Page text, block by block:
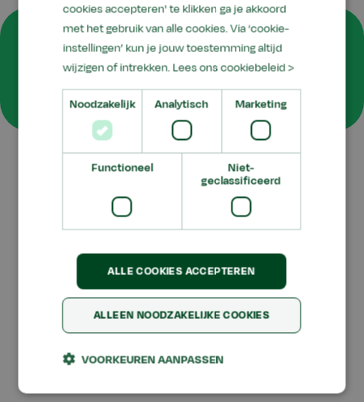
Nog één stap om uw
aanmelding te
voltooien
U ontvangt binnen enkele minuten een e-
Actueel dient te bevestigen.
cookies accepteren' te klikken ga je akkoord
met het gebruik van alle cookies. Via ‘cookie-
instellingen’ kun je jouw toestemming altijd
wijzigen of intrekken. Lees ons cookiebeleid >
Noodzakelijk Analytisch Marketing
Functioneel
Niet-
geclassificeerd
ALLE COOKIES ACCEPTEREN
ALLEEN NOODZAKELIJKE COOKIES
VOORKEUREN AANPASSEN